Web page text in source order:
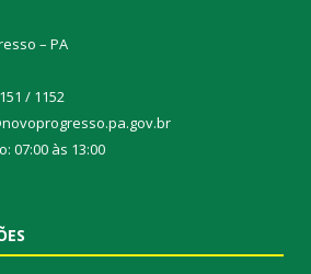
– PA
/ 1152
07:00 às 13:00